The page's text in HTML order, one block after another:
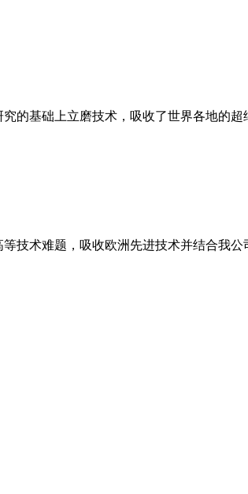
的基础上立磨技术，吸收了世界各地的
技术难题，吸收欧洲先进技术并结合我